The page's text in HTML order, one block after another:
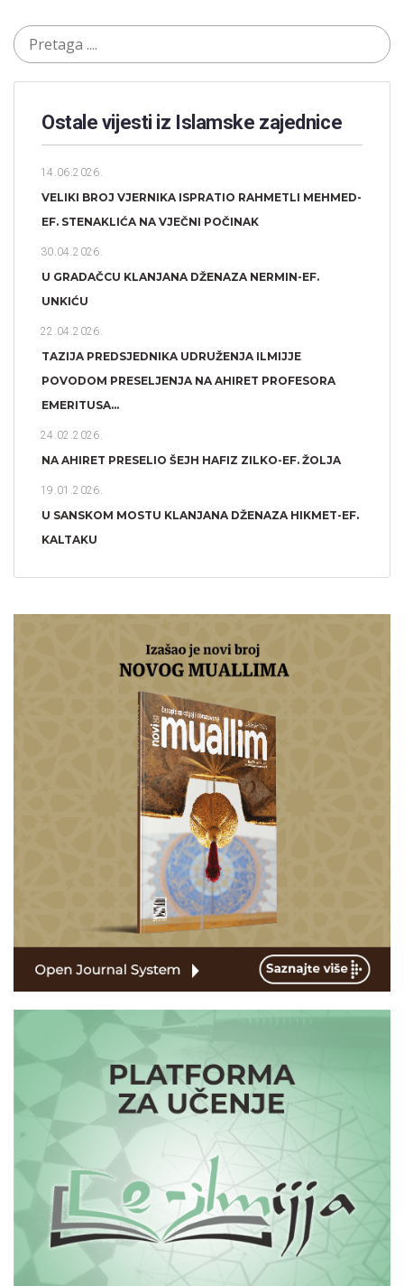
Ostale vijesti iz Islamske zajednice
14.06.2026.
VELIKI BROJ VJERNIKA ISPRATIO RAHMETLI MEHMED-
EF. STENAKLIĆA NA VJEČNI POČINAK
30.04.2026.
U GRADAČCU KLANJANA DŽENAZA NERMIN-EF.
UNKIĆU
22.04.2026.
TAZIJA PREDSJEDNIKA UDRUŽENJA ILMIJJE
POVODOM PRESELJENJA NA AHIRET PROFESORA
EMERITUSA...
24.02.2026.
NA AHIRET PRESELIO ŠEJH HAFIZ ZILKO-EF. ŽOLJA
19.01.2026.
U SANSKOM MOSTU KLANJANA DŽENAZA HIKMET-EF.
KALTAKU